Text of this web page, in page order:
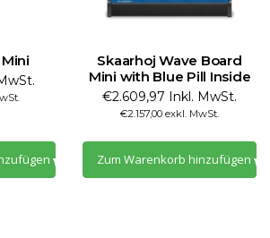
Skaarhoj Wave Board
Mini with Blue Pill Inside
€2.609,97 Inkl. MwSt.
€2.157,00 exkl. MwSt.
Zum Warenkorb hinzufügen